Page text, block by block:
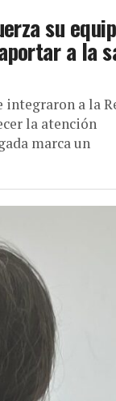
su
a la
integraron a la
la atención
marca un